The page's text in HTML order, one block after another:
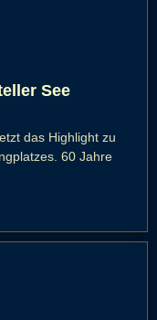
See
das Highlight zu
60 Jahre